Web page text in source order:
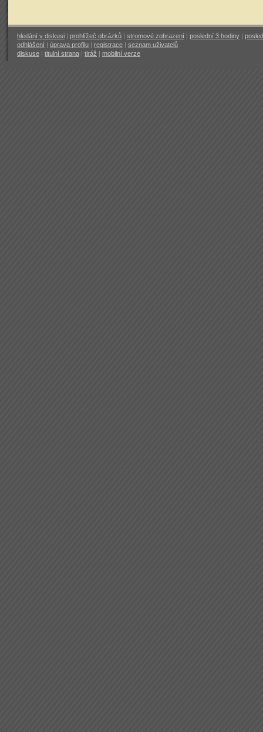
hledání v diskusi | prohlížeč obrázků | stromové zobrazení | poslední 3 hodiny |
odhlášení | úprava profilu | registrace | seznam uživatelů
diskuse | titulní strana | tiráž | mobilní verze